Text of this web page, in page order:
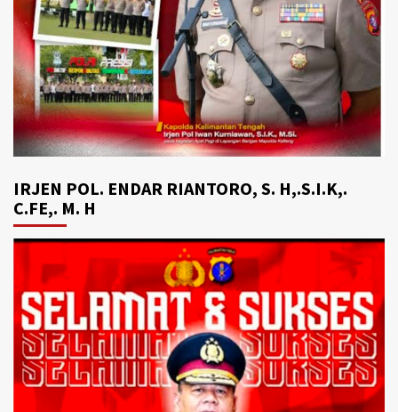
IRJEN POL. ENDAR RIANTORO, S. H,.S.I.K,.
C.FE,. M. H